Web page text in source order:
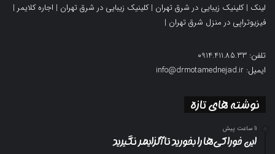
لینک |کلینیک زیبایی در شرق تهران |کلینیک زیبایی در شرق تهران | اجاره کلایمر |
فیزیوتراپی در منزل شرق تهران |
تلفن: 0914.411.85.33
ایمیل: info@drmotamednejad.ir
نوشته های تازه
11 ساعت پیش
این خوراکی‌ها را بخورید تا آلزایمر نگیرید